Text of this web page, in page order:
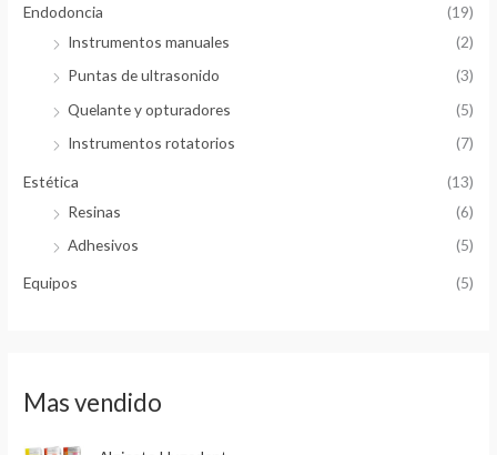
Endodoncia
(19)
Instrumentos manuales
(2)
Puntas de ultrasonido
(3)
Quelante y opturadores
(5)
Instrumentos rotatorios
(7)
Estética
(13)
Resinas
(6)
Adhesivos
(5)
Equipos (5)
Mas vendido